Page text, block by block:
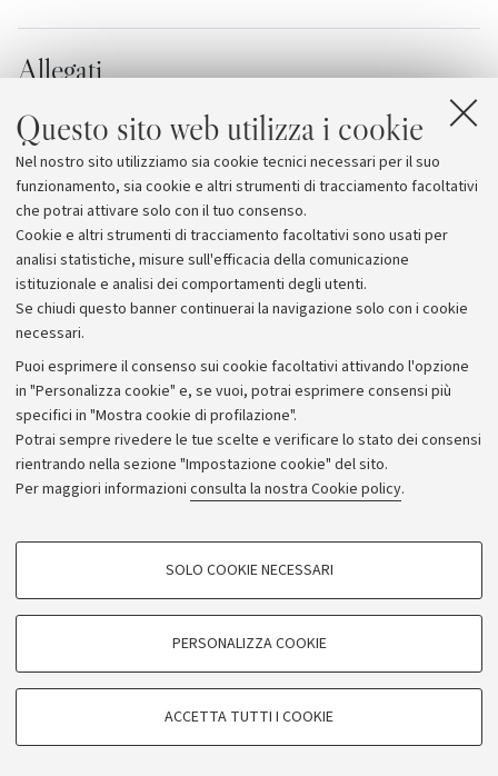
Questo sito web utilizza i cookie
Nel nostro sito utilizziamo sia cookie tecnici necessari per il suo
funzionamento, sia cookie e altri strumenti di tracciamento facoltativi
che potrai attivare solo con il tuo consenso.
Cookie e altri strumenti di tracciamento facoltativi sono usati per
analisi statistiche, misure sull'efficacia della comunicazione
istituzionale e analisi dei comportamenti degli utenti.
Se chiudi questo banner continuerai la navigazione solo con i cookie
necessari.
Puoi esprimere il consenso sui cookie facoltativi attivando l'opzione
in "Personalizza cookie" e, se vuoi, potrai esprimere consensi più
specifici in "Mostra cookie di profilazione".
Potrai sempre rivedere le tue scelte e verificare lo stato dei consensi
rientrando nella sezione "Impostazione cookie" del sito.
Per maggiori informazioni consulta la nostra Cookie policy.
COOKIE DI PROFILAZIONE - FACOLTATIVI
COOKIE TECNICI - NECESSARI
Si tratta di cookie tecnici utilizzati, a titolo esemplificativo, per il corretto
SOLO COOKIE NECESSARI
PERSONALIZZA COOKIE
ACCETTA TUTTI I COOKIE
Allegati
Il programma degli incontri [409.7 KB]
Un futuro consapevole: comprendere per
progredire
Archivio
Comunicati stampa
Redazione
Rassegna stampa
© Copyright 2026 - ALMA MATER STUDIORUM - Università di
Bologna - Via Zamboni, 33 - 40126 Bologna - PI: 01131710376 -
CF: 80007010376
Privacy
Note legali Impostazioni Cookie